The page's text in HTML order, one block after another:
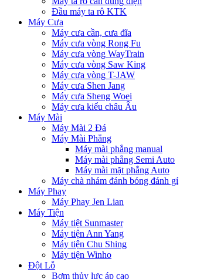
Đầu máy ta rô KTK
Máy Cưa
Máy cưa cần, cưa đĩa
Máy cưa vòng Rong Fu
Máy cưa vòng WayTrain
Máy cưa vòng Saw King
Máy cưa vòng T-JAW
Máy cưa Shen Jang
Máy cưa Sheng Woei
Máy cưa kiểu châu Âu
Máy Mài
Máy Mài 2 Đá
Máy Mài Phẳng
Máy mài phẳng manual
Máy mài phẳng Semi Auto
Máy mài mặt phẳng Auto
Máy chà nhám đánh bóng đánh gỉ
Máy Phay
Máy Phay Jen Lian
Máy Tiện
Máy tiệt Sunmaster
Máy tiện Ann Yang
Máy tiện Chu Shing
Máy tiện Winho
Đột Lỗ
Bơm thủy lực áp cao